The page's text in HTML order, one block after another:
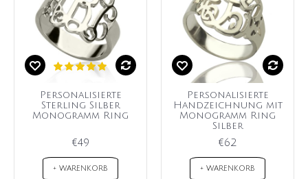
Personalisierte
Sterling Silber
Monogramm Ring
€49
+ WARENKORB
Personalisierte
Handzeichnung mit
Monogramm Ring
Silber
€62
+ WARENKORB